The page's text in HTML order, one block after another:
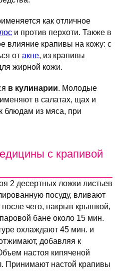
как отличное
и против перхоти. Также в
влияние крапивы на кожу: с
от акне, из крапивы
жирной кожи.
в кулинарии. Молодые
в салатах, щах и
блюдам из мяса, при
с крапивой
2 десертных ложки листьев
посуду, вливают
чего, накрыв крышкой,
бане около 15 мин.
охлаждают 45 мин. и
добавляя к
настоя кипяченой
Принимают настой крапивы